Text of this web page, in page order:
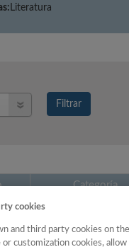
Literatura
Filtrar
Categoría
cookies
and third party cookies on
customization cookies,